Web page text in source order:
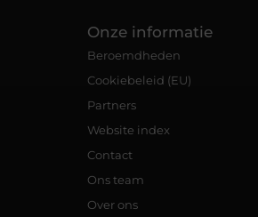
Onze informatie
Beroemdheden
Cookiebeleid (EU)
Partners
Website index
Contact
Ons team
Over ons